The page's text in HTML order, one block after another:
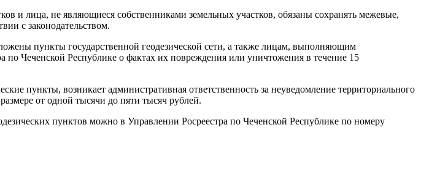
и лица, не являющиеся собственниками земельных участков, обязаны сохранять межевые,
с законодательством.
пункты государственной геодезической сети, а также лицам, выполняющим
по Чеченской Республике о фактах их повреждения или уничтожения в течение 15
пункты, возникает административная ответственность за неуведомление территориального
от одной тысячи до пяти тысяч рублей.
пунктов можно в Управлении Росреестра по Чеченской Республике по номеру